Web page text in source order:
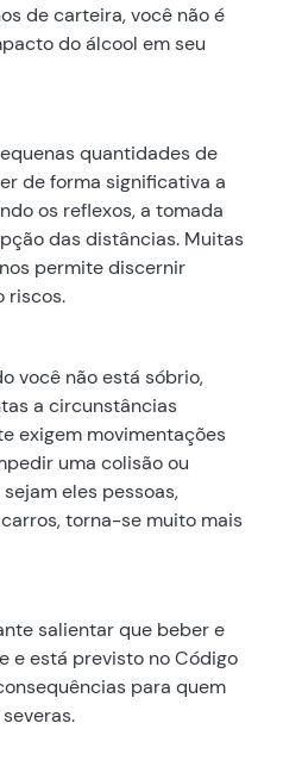
de carteira, você não é
do álcool em seu
quantidades de
de forma significativa a
os reflexos, a tomada
das distâncias. Muitas
permite discernir
riscos.
você não está sóbrio,
a circunstâncias
exigem movimentações
uma colisão ou
eles pessoas,
torna-se muito mais
salientar que beber e
e está previsto no Código
para quem